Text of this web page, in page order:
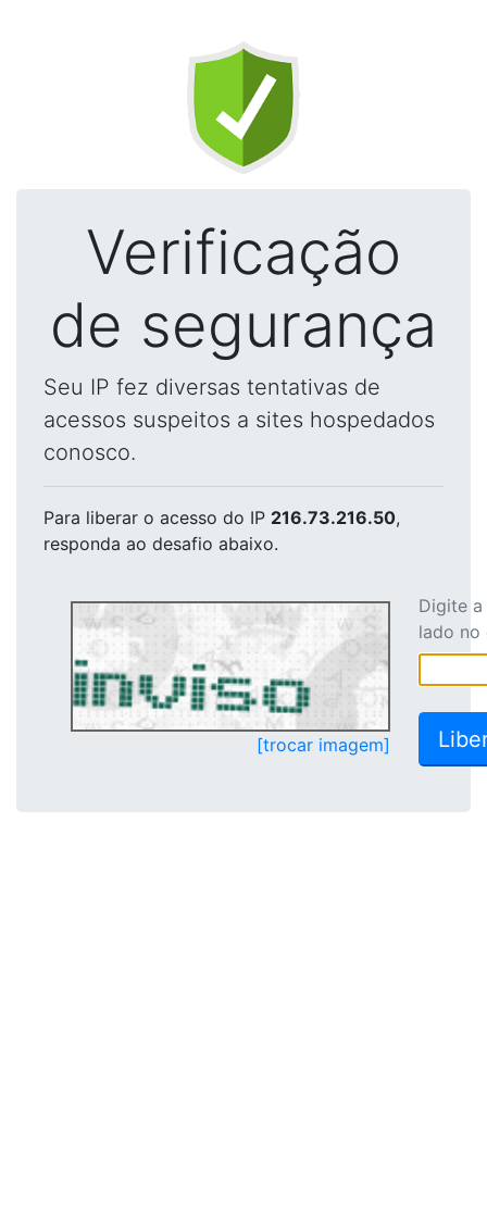
Verificação
de segurança
Seu IP fez diversas tentativas de
acessos suspeitos a sites hospedados
conosco.
Para liberar o acesso do IP 216.73.216.50,
responda ao desafio abaixo.
[trocar imagem]
Digite
lado no